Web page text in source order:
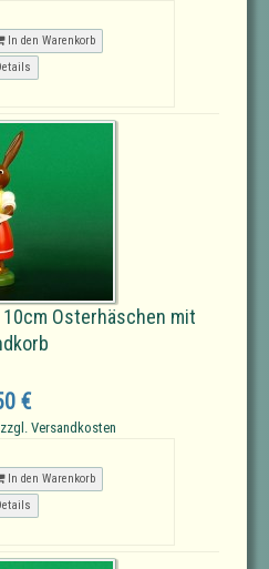
In den Warenkorb
Osterhäschen mit
€
Versandkosten
In den Warenkorb